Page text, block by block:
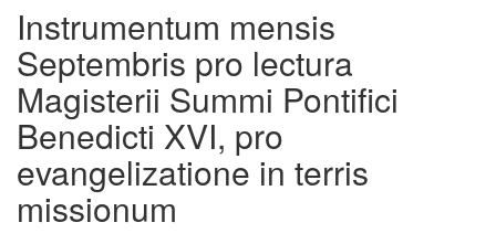
Instrumentum mensis
Septembris pro lectura
Magisterii Summi Pontifici
Benedicti XVI, pro
evangelizatione in terris
missionum